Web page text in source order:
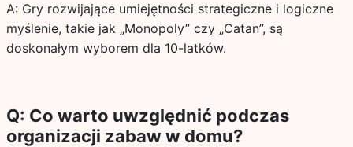
A: Gry rozwijające umiejętności strategiczne i logiczne
myślenie, takie jak „Monopoly” czy „Catan”, są
doskonałym wyborem dla 10-latków.
Q: Co warto uwzględnić podczas
organizacji zabaw w domu?